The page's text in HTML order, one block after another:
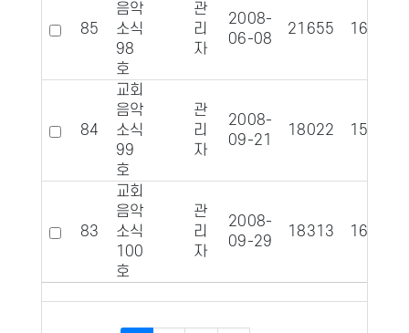
85
음악
소식
98
호
관
리
자
2008-
06-08
21655 1607
84
교회
음악
소식
99
호
관
리
자
2008-
09-21
18022 1573
83
교회
음악
소식
100
호
관
리
자
2008-
09-29
18313 1619